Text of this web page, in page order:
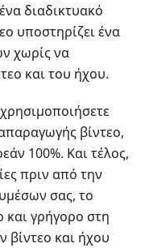
διαδικτυακό
υποστηρίζει ένα
χωρίς να
και του ήχου.
βίντεο,
100%. Και τέλος,
πριν από την
σας, το
και γρήγορο στη
και ήχου